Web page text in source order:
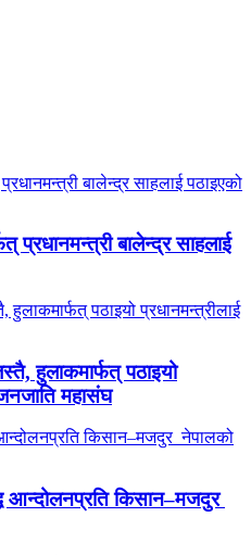
प्रधानमन्त्री बालेन्द्र साहलाई
हुलाकमार्फत् पठाइयो
महासंघ
आन्दोलनप्रति किसान–मजदुर